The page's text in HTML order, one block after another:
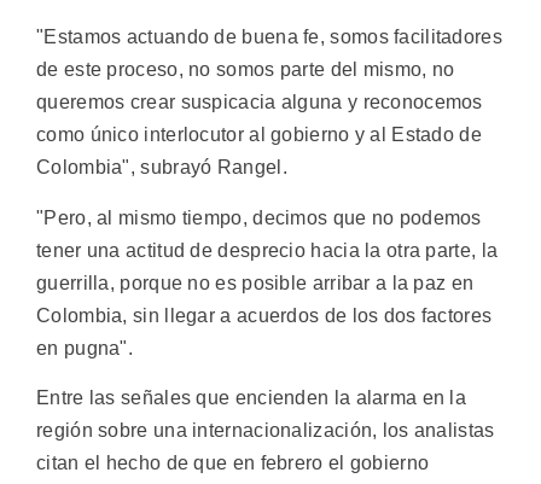
"Estamos actuando de buena fe, somos facilitadores
de este proceso, no somos parte del mismo, no
queremos crear suspicacia alguna y reconocemos
como único interlocutor al gobierno y al Estado de
Colombia", subrayó Rangel.
"Pero, al mismo tiempo, decimos que no podemos
tener una actitud de desprecio hacia la otra parte, la
guerrilla, porque no es posible arribar a la paz en
Colombia, sin llegar a acuerdos de los dos factores
en pugna".
Entre las señales que encienden la alarma en la
región sobre una internacionalización, los analistas
citan el hecho de que en febrero el gobierno